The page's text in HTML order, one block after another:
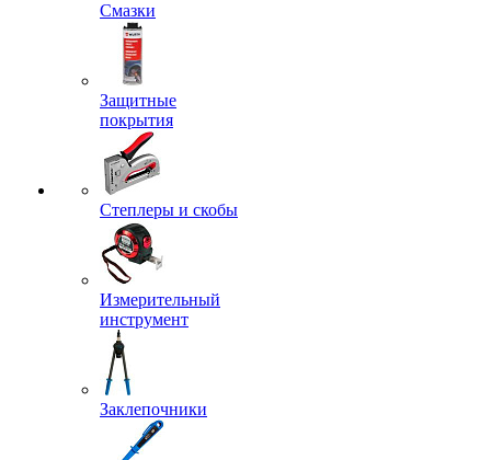
Смазки
Защитные
покрытия
Степлеры и скобы
Измерительный
инструмент
Заклепочники